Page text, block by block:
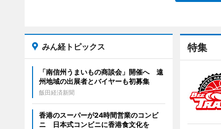
特集
みん経トピックス
「南信州うまいもの商談会」開催へ 遠
州地域の出展者とバイヤーも初募集
飯田経済新聞
香港のスーパーが24時間営業のコンビ
ニ 日本式コンビニに香港食文化を